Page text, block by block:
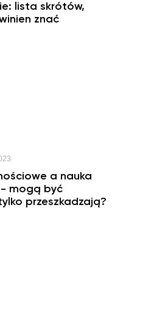
lista skrótów,
znać
a nauka
mogą być
przeszkadzają?